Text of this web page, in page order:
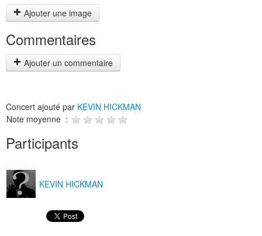
Ajouter une image
Commentaires
Ajouter un commentaire
Concert ajouté par KEVIN HICKMAN
Note moyenne :
Participants
KEVIN HICKMAN